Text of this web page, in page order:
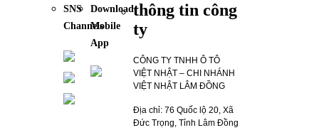
SNS
Channels
Download
Mobile
App
thông tin công
ty
CÔNG TY TNHH Ô TÔ
VIỆT NHẬT – CHI NHÁNH
VIỆT NHẬT LÂM ĐỒNG
Địa chỉ: 76 Quốc lộ 20, Xã
Đức Trọng, Tỉnh Lâm Đồng